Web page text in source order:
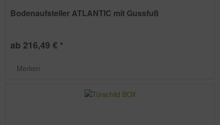
Bodenaufsteller ATLANTIC mit Gussfuß
ab 216,49 € *
Merken